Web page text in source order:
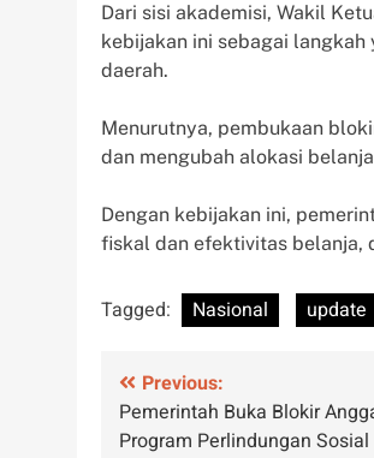
Dari sisi akademisi, Wakil
kebijakan ini sebagai
daerah.
Menurutnya, pembukaan
dan mengubah alokasi
Dengan kebijakan ini,
fiskal dan efektivitas belanja,
Tagged: Nasional update
Post
navigation
Previous:
Pemerintah Buka Blokir
Program Perlindungan Sosial